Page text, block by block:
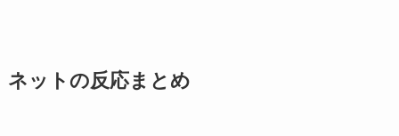
ネットの反応まとめ